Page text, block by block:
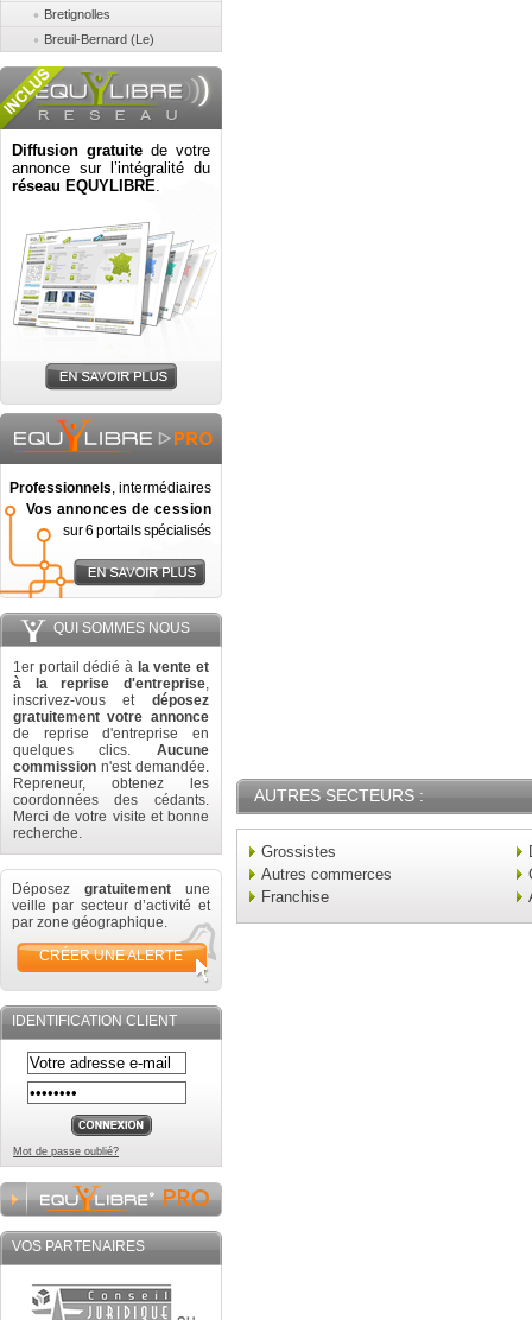
Bretignolles
Breuil-Bernard (Le)
Diffusion gratuite de votre
annonce sur l’intégralité du
réseau EQUYLIBRE.
Professionnels, intermédiaires
Vos annonces de cession
sur 6 portails spécialisés
QUI SOMMES NOUS
1er portail dédié à la vente et
à la reprise d'entreprise,
inscrivez-vous et déposez
gratuitement votre annonce
de reprise d'entreprise en
quelques clics. Aucune
commission n'est demandée.
Repreneur, obtenez les
coordonnées des cédants.
Merci de votre visite et bonne
recherche.
Déposez gratuitement une
veille par secteur d’activité et
par zone géographique.
CRÉER UNE ALERTE
IDENTIFICATION CLIENT
Mot de passe oublié?
VOS PARTENAIRES
AUTRES SECTEURS :
Grossistes
Autres commerces
Franchise